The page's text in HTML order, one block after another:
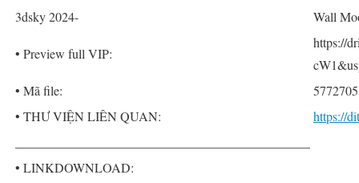
3dsky 2024-
Wall
• Preview full VIP:
https://
• Mã file:
• THƯ VIỆN LIÊN QUAN:
https://
• LINKDOWNLOAD: